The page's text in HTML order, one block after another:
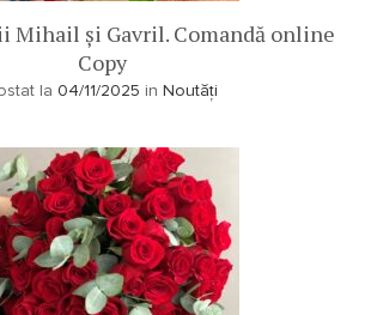
Mihail și Gavril. Comandă online
Copy
la 04/11/2025 in Noutăți